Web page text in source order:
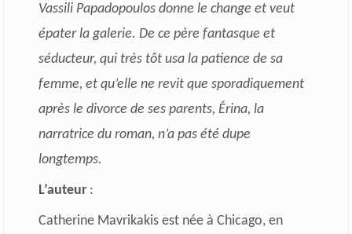
Vassili Papadopoulos donne le change et veut
épater la galerie. De ce père fantasque et
séducteur, qui très tôt usa la patience de sa
femme, et qu’elle ne revit que sporadiquement
après le divorce de ses parents, Érina, la
narratrice du roman, n’a pas été dupe
longtemps.
L’auteur:
Catherine Mavrikakis est née à Chicago, en